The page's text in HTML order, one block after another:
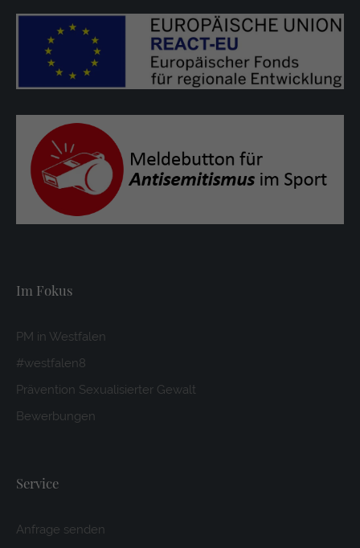
Im Fokus
PM in Westfalen
#westfalen8
Prävention Sexualisierter Gewalt
Bewerbungen
Service
Anfrage senden